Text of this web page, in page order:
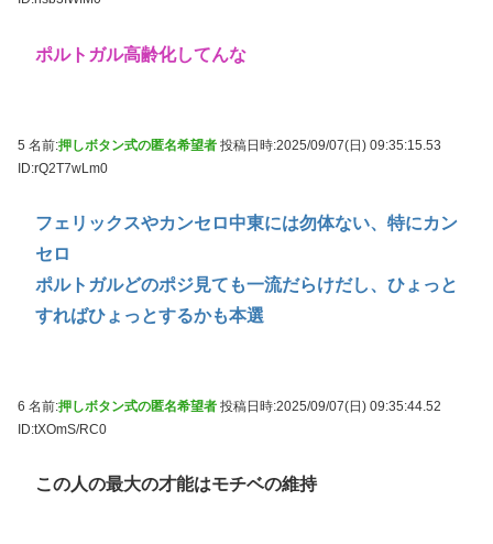
ポルトガル高齢化してんな
5 名前:押しボタン式の匿名希望者 投稿日時:2025/09/07(日) 09:35:15.53
ID:rQ2T7wLm0
フェリックスやカンセロ中東には勿体ない、特にカン
セロ
ポルトガルどのポジ見ても一流だらけだし、ひょっと
すればひょっとするかも本選
6 名前:押しボタン式の匿名希望者 投稿日時:2025/09/07(日) 09:35:44.52
ID:tXOmS/RC0
この人の最大の才能はモチベの維持